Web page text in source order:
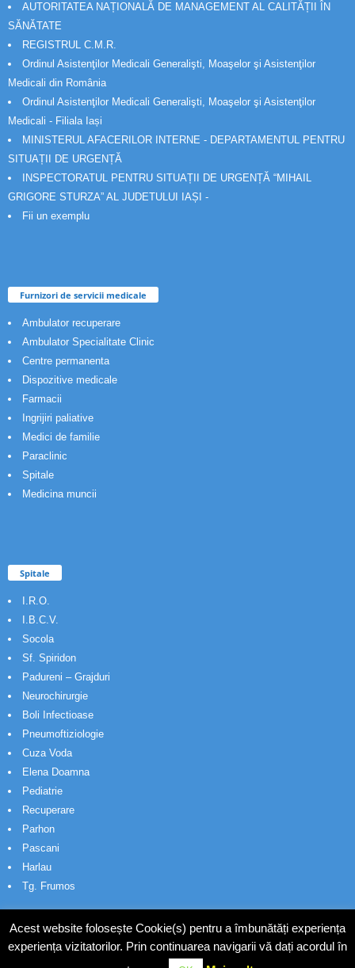
AUTORITATEA NAȚIONALĂ DE MANAGEMENT AL CALITĂȚII ÎN
SĂNĂTATE
REGISTRUL C.M.R.
Ordinul Asistenţilor Medicali Generalişti, Moaşelor şi Asistenţilor
Medicali din România
Ordinul Asistenţilor Medicali Generalişti, Moaşelor şi Asistenţilor
Medicali - Filiala Iași
MINISTERUL AFACERILOR INTERNE - DEPARTAMENTUL PENTRU
SITUAȚII DE URGENȚĂ
INSPECTORATUL PENTRU SITUAȚII DE URGENȚĂ “MIHAIL
GRIGORE STURZA” AL JUDETULUI IAȘI -
Fii un exemplu
Furnizori de servicii medicale
Ambulator recuperare
Ambulator Specialitate Clinic
Centre permanenta
Dispozitive medicale
Farmacii
Ingrijiri paliative
Medici de familie
Paraclinic
Spitale
Medicina muncii
Spitale
I.R.O.
I.B.C.V.
Socola
Sf. Spiridon
Padureni – Grajduri
Neurochirurgie
Boli Infectioase
Pneumoftiziologie
Cuza Voda
Elena Doamna
Pediatrie
Recuperare
Parhon
Pascani
Harlau
Tg. Frumos
Acest website folosește Cookie(s) pentru a îmbunătăți experiența
experiența vizitatorilor. Prin continuarea navigarii vă dați acordul în